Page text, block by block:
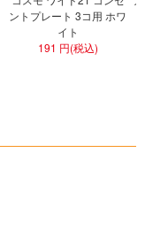
ントプレート 3コ用 ホワ
イト
191 円(税込)